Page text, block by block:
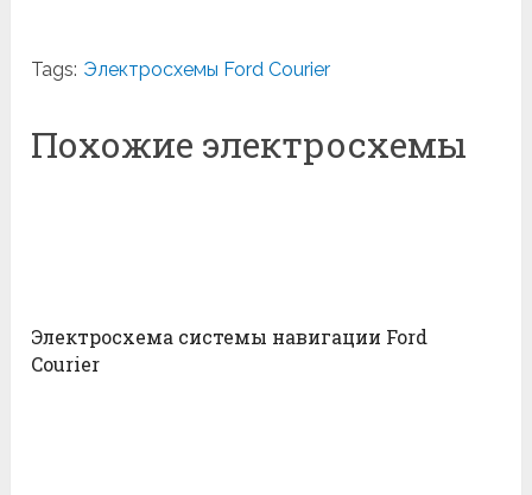
Tags: Электросхемы Ford Courier
Похожие электросхемы
Электросхема системы навигации Ford
Courier